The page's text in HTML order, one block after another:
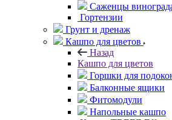
Саженцы
Гортензии
Грунт и дренаж
Кашпо для цветов
Назад
Кашпо для цветов
Горшки для
Балконные ящики
Фитомодули
Напольные кашпо